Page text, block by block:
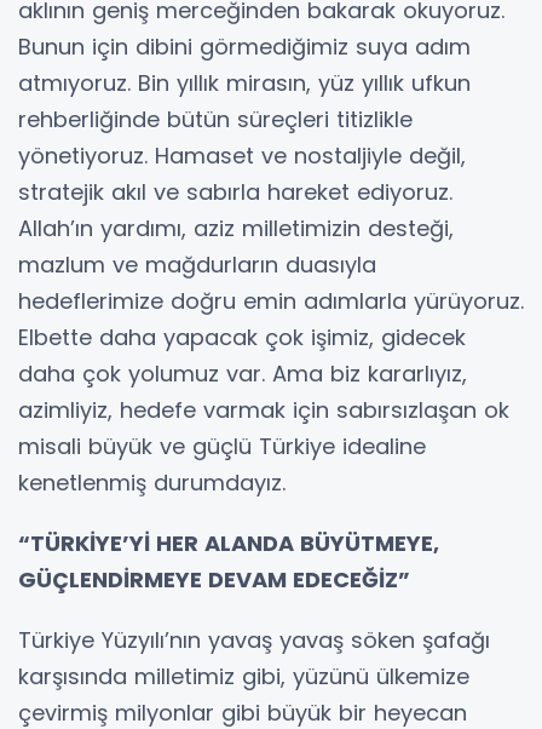
aklının geniş merceğinden bakarak okuyoruz.
Bunun için dibini görmediğimiz suya adım
atmıyoruz. Bin yıllık mirasın, yüz yıllık ufkun
rehberliğinde bütün süreçleri titizlikle
yönetiyoruz. Hamaset ve nostaljiyle değil,
stratejik akıl ve sabırla hareket ediyoruz.
Allah’ın yardımı, aziz milletimizin desteği,
mazlum ve mağdurların duasıyla
hedeflerimize doğru emin adımlarla yürüyoruz.
Elbette daha yapacak çok işimiz, gidecek
daha çok yolumuz var. Ama biz kararlıyız,
azimliyiz, hedefe varmak için sabırsızlaşan ok
misali büyük ve güçlü Türkiye idealine
kenetlenmiş durumdayız.
“TÜRKİYE’Yİ HER ALANDA BÜYÜTMEYE,
GÜÇLENDİRMEYE DEVAM EDECEĞİZ”
Türkiye Yüzyılı’nın yavaş yavaş söken şafağı
karşısında milletimiz gibi, yüzünü ülkemize
çevirmiş milyonlar gibi büyük bir heyecan